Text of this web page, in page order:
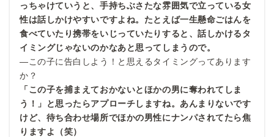
っちゃけていうと、手持ちぶさたな雰囲気で立っている女
性は話しかけやすいですよね。たとえば一生懸命ごはんを
食べていたり携帯をいじっていたりすると、話しかけるタ
イミングじゃないのかなあと思ってしまうので。
—この子に告白しよう！と思えるタイミングってあります
か？
「この子を捕まえておかないとほかの男に奪われてしま
う！」と思ったらアプローチしますね。あんまりないです
けど、待ち合わせ場所でほかの男性にナンパされてたら焦
りますよ（笑）